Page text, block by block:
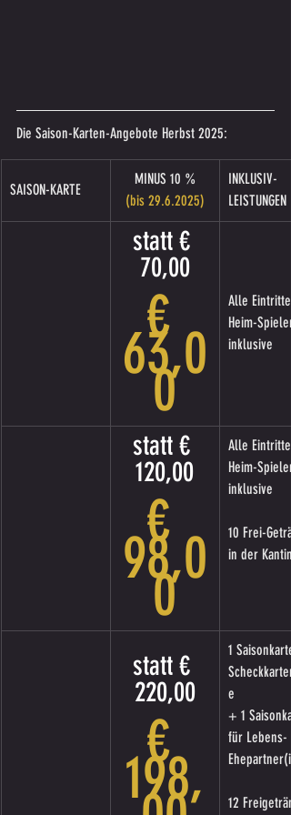
Die Saison-Karten-Angebote Herbst 2025:
SAISON-KARTE
MINUS 10 %
(bis 29.6.2025)
INKLUSIV-
LEISTUNGEN
statt €
70,00
€
63,0
0
Alle Eintritte
Heim-Spielen
inklusive
statt €
120,00
€
98,0
0
Alle Eintritte
Heim-Spielen
inklusive
10 Frei-
in der Kantine
statt €
220,00
€
198,
1
e
+ 1
für Lebens-
12